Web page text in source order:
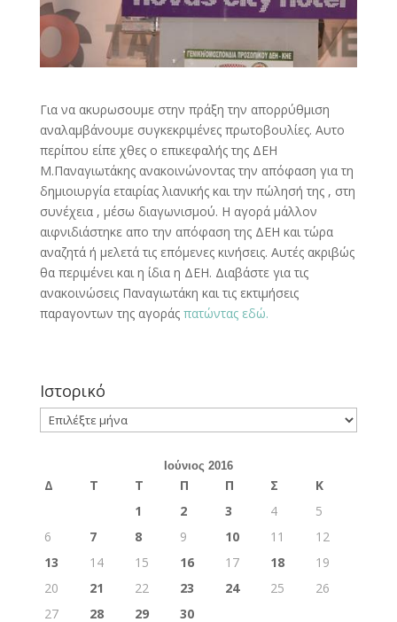
Για να ακυρωσουμε στην πράξη την απορρύθμιση
αναλαμβάνουμε συγκεκριμένες πρωτοβουλίες. Αυτο
περίπου είπε χθες ο επικεφαλής της ΔΕΗ
Μ.Παναγιωτάκης ανακοινώνοντας την απόφαση για τη
δημιοιυργία εταιρίας λιανικής και την πώλησή της , στη
συνέχεια , μέσω διαγωνισμού. Η αγορά μάλλον
αιφνιδιάστηκε απο την απόφαση της ΔΕΗ και τώρα
αναζητά ή μελετά τις επόμενες κινήσεις. Αυτές ακριβώς
θα περιμένει και η ίδια η ΔΕΗ. Διαβάστε για τις
ανακοινώσεις Παναγιωτάκη και τις εκτιμήσεις
παραγοντων της αγοράς πατώντας εδώ.
Ιστορικό
Ιστορικό
Ιούνιος 2016
Δ Τ Τ Π Π Σ
Κ
1
2 3 4
5
6
7 8 9 10 11
12
13
14 15 16 17 18
19
20
21 22 23 24 25
26
27
28 29
30